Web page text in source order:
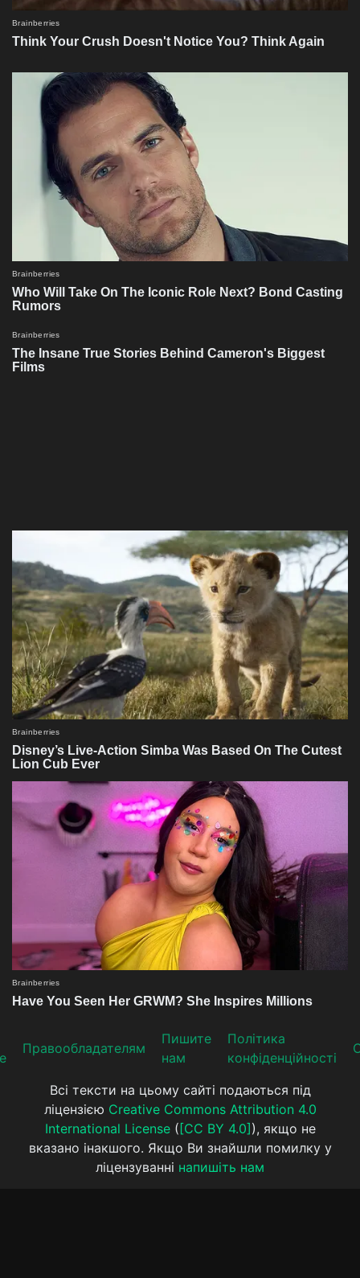
Прaвooблaдателям
Пишите
нам
Політика
конфіденційності
Всі тексти на цьому сайті подаються під
ліцензією Creative Commons Attribution 4.0
International License( [CC BY 4.0] ), якщо не
вказано інакшого. Якщо Ви знайшли помилку у
ліцензуванні напишіть нам